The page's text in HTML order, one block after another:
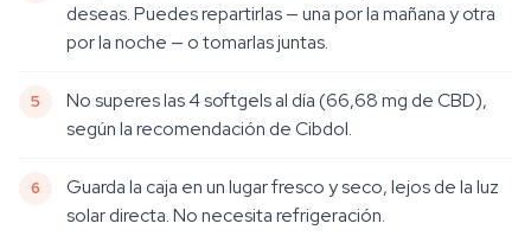
deseas. Puedes repartirlas — una por la mañana y otra
por la noche — o tomarlas juntas.
No superes las 4 softgels al día (66,68 mg de CBD),
según la recomendación de Cibdol.
Guarda la caja en un lugar fresco y seco, lejos de la luz
solar directa. No necesita refrigeración.